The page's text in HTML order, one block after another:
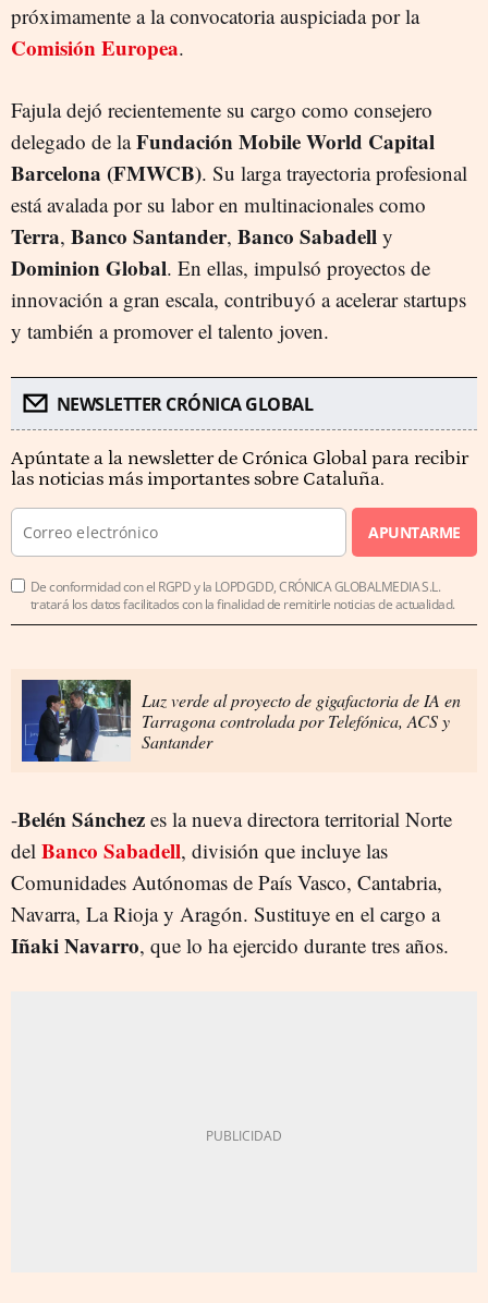
próximamente a la convocatoria auspiciada por la
Comisión Europea.
Fajula dejó recientemente su cargo como consejero
delegado de laFundación Mobile World Capital
Barcelona (FMWCB). Su larga trayectoria profesional
está avalada por su labor en multinacionales como
Terra, Banco Santander, Banco Sabadell y
Dominion Global. En ellas, impulsó proyectos de
innovación a gran escala, contribuyó a acelerar startups
y también a promover el talento joven.
NEWSLETTER CRÓNICA GLOBAL
Apúntate a la newsletter de Crónica Global para recibir
las noticias más importantes sobre Cataluña.
APUNTARME
De conformidad con el RGPD y la LOPDGDD, CRÓNICA GLOBALMEDIA S.L.
tratará los datos facilitados con la finalidad de remitirle noticias de actualidad.
Luz verde al proyecto de gigafactoria de IA en
Tarragona controlada por Telefónica, ACS y
Santander
-Belén Sánchez es la nueva directora territorial Norte
del Banco Sabadell, división que incluye las
Comunidades Autónomas de País Vasco, Cantabria,
Navarra, La Rioja y Aragón. Sustituye en el cargo a
Iñaki Navarro, que lo ha ejercido durante tres años.